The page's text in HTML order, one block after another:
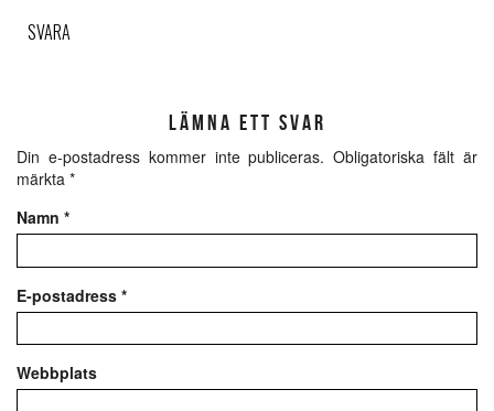
SVARA
LÄMNA ETT SVAR
Din e-postadress kommer inte publiceras. Obligatoriska fält är
märkta *
Namn *
E-postadress *
Webbplats